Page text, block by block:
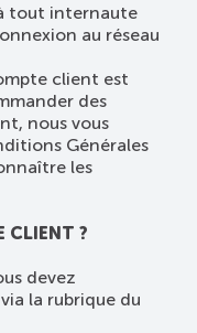
tout internaute
au réseau
client est
des
nous vous
Générales
les
CLIENT ?
devez
la rubrique du